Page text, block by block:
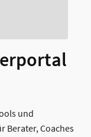
und
Berater, Coaches